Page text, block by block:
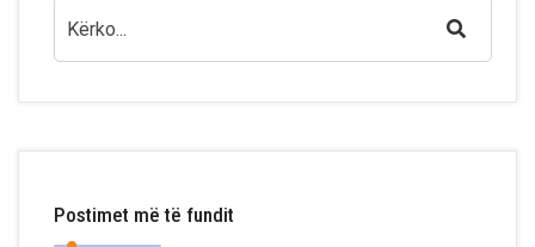
Postimet më të fundit